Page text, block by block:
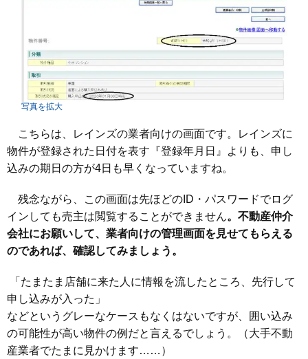
写真を拡大
こちらは、レインズの業者向けの画面です。レインズに
物件が登録された日付を表す『登録年月日』よりも、申し
込みの期日の方が4日も早くなっていますね。
残念ながら、この画面は先ほどのID・パスワードでログ
インしても売主は閲覧することができません。 不動産仲介
会社にお願いして、業者向けの管理画面を見せてもらえる
のであれば、確認してみましょう。
「たまたま店舗に来た人に情報を流したところ、先行して
申し込みが入った」
などというグレーなケースもなくはないですが、囲い込み
の可能性が高い物件の例だと言えるでしょう。（大手不動
産業者でたまに見かけます……）